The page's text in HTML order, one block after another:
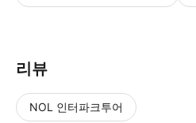
리뷰
NOL 인터파크투어